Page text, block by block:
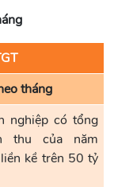
tháng
nghiệp có tổng
thu của năm
kề trên 50 tỷ